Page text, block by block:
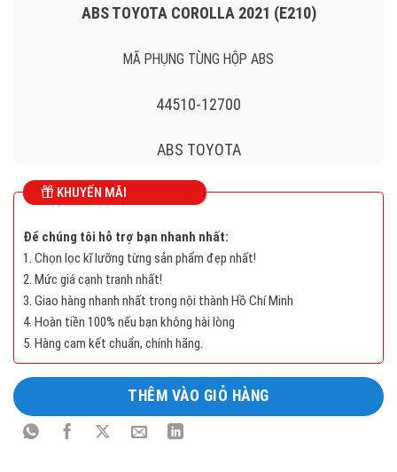
ABS TOYOTA COROLLA 2021 (E210)
MÃ PHỤNG TÙNG HỘP ABS
44510-12700
ABS TOYOTA
44510-12700 , 4451012700
Long
Mô
tả
sản
phẩm
KHUYẾN MÃI
Để chúng tôi hỗ trợ bạn nhanh nhất:
1. Chọn lọc kĩ lưỡng từng sản phẩm đẹp nhất!
2. Mức giá cạnh tranh nhất!
3. Giao hàng nhanh nhất trong nội thành Hồ Chí Minh
4. Hoàn tiền 100% nếu bạn không hài lòng
5. Hàng cam kết chuẩn, chính hãng.
THÊM VÀO GIỎ HÀNG